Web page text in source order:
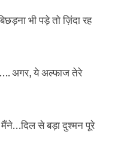
भी पड़े तो ज़िंदा रह
अगर, ये अल्फाज तेरे
से बड़ा दुश्मन पूरे